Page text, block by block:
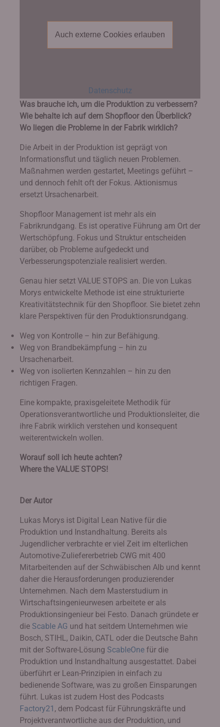
Auch externe Cookies erlauben
Datenschutz
Was brauche ich, um die Produktion zu verbessern?
Wie behalte ich auf dem Shopfloor den Überblick?
Wo liegen die Probleme in der Fabrik wirklich?
Die Arbeit in der Produktion ist geprägt von
Informationsflut und täglich neuen Problemen.
Maßnahmen werden gestartet, Meetings geführt –
und dennoch fehlt oft der Fokus. Aktionismus
ersetzt Ursachenarbeit.
Shopfloor Management ist mehr als ein
Fabrikrundgang. Es ist operative Führung am Ort der
Wertschöpfung. Fokus und Struktur entscheiden
darüber, ob Probleme aufgedeckt und
Verbesserungspotenziale realisiert werden.
Genau hier setzt VALUE STOPS an. Die von Lukas
Morys entwickelte Methode ist eine strukturierte
Kreativitätstechnik für den Shopfloor. Sie bietet zehn
klare Perspektiven für den Produktionsrundgang.
Weg von Kontrolle – hin zur Befähigung.
Weg von Brandbekämpfung – hin zu
Ursachenarbeit.
Weg von isolierten Kennzahlen – hin zu den
richtigen Fragen.
Eine kompakte, praxisgeleitete Methodik für
Operationsverantwortliche und Produktionsleiter, die
ihre Fabrik wirklich verstehen und konsequent
weiterentwickeln wollen.
Worauf soll ich heute achten?
Where the VALUE STOPS!
Der Autor
Lukas Morys ist Digital Lean Native für die
Produktion und Instandhaltung. Bereits als
Jugendlicher verbrachte er viel Zeit im elterlichen
Automotive-Zuliefererbetrieb CWG mit 400
Mitarbeitenden auf der Schwäbischen Alb und kennt
daher die Herausforderungen produzierender
Unternehmen. Nach dem Masterstudium in
Wirtschaftsingenieurwesen arbeitete er als
Produktionsingenieur bei Festo. Danach gründete er
die Scable AG und hat seitdem Unternehmen wie
Bosch, STIHL, Daikin, CATL oder die Deutsche Bahn
mit der Software-Lösung ScableOne für die
Produktion und Instandhaltung ausgestattet. Dabei
überführt er Lean-Prinzipien in einfach zu
bedienende Software, was zu großen Einsparungen
führt. Lukas ist zudem Host des Podcasts
Factory21 , dem Podcast für Führungskräfte und
Projektverantwortliche aus der Produktion, und